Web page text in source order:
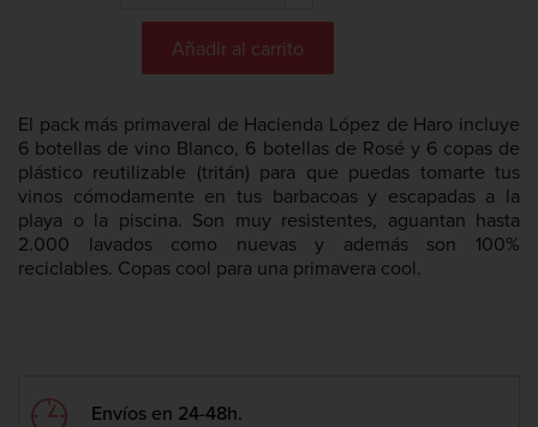
El pack más primaveral de Hacienda López de Haro incluye
6 botellas de vino Blanco, 6 botellas de Rosé y 6 copas de
plástico reutilizable (tritán) para que puedas tomarte tus
vinos cómodamente en tus barbacoas y escapadas a la
playa o la piscina. Son muy resistentes, aguantan hasta
2.000 lavados como nuevas y además son 100%
reciclables. Copas cool para una primavera cool.
Añadir al carrito
Envíos en 24-48h.